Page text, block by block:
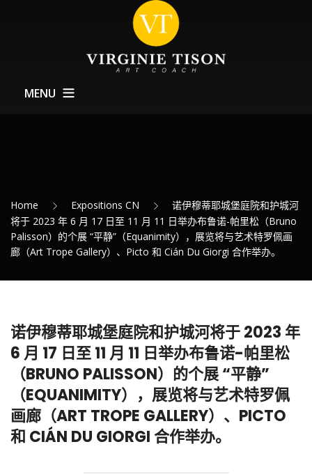
MENU
Expositions – 展览
最新消息
Home Expositions CN
诺伊穆蒂耶城堡庭院和护城河
将于 2023 年 6 月 17 日至 11 月 11 日举办布鲁诺-帕里松（Bruno
Palisson）的个展 “平静”（Equanimity），展览将与艺术特罗佩画
廊（Art Trope Gallery）、Picto 和 Cián Du Giorgi 合作举办。
诺伊穆蒂耶城堡庭院和护城河将于 2023 年
6 月 17 日至 11 月 11 日举办布鲁诺-帕里松
（BRUNO PALISSON）的个展 “平静”
（EQUANIMITY），展览将与艺术特罗佩
画廊（ART TROPE GALLERY）、PICTO
和 CIÁN DU GIORGI 合作举办。